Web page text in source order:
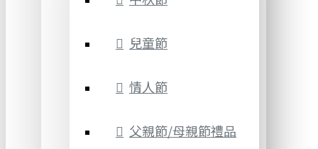
兒童節
情人節
父親節/母親節禮品